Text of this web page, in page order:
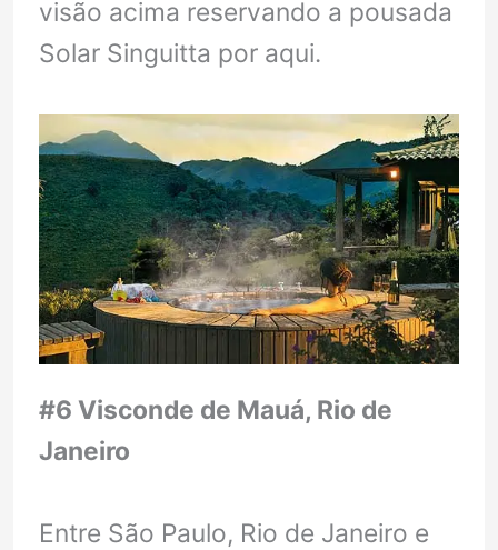
visão acima reservando a pousada
Solar Singuitta por aqui.
#6 Visconde de Mauá, Rio de
Janeiro
Entre São Paulo, Rio de Janeiro e